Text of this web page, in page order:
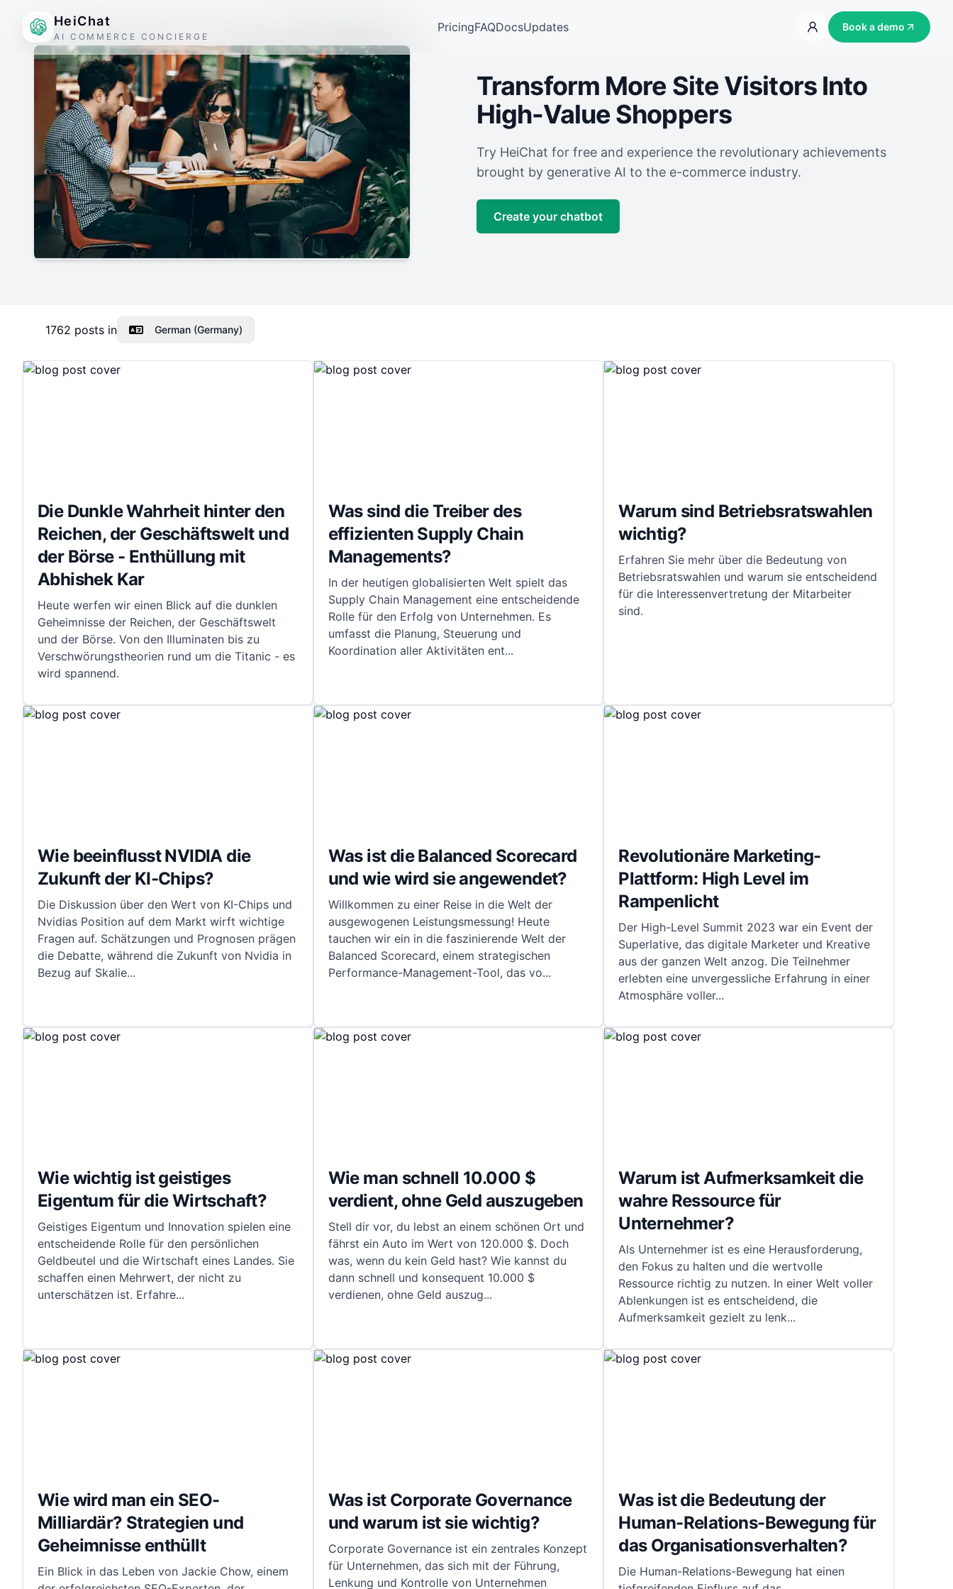
HeiChat
AI COMMERCE CONCIERGE
PricingFAQDocsUpdates Book a demo
Transform More Site Visitors Into
High-Value Shoppers
Try HeiChat for free and experience the revolutionary achievements
brought by generative AI to the e-commerce industry.
Create your chatbot
1762 posts in German (Germany)
Die Dunkle Wahrheit hinter den
Reichen, der Geschäftswelt und
der Börse - Enthüllung mit
Abhishek Kar
Heute werfen wir einen Blick auf die dunklen
Geheimnisse der Reichen, der Geschäftswelt
und der Börse. Von den Illuminaten bis zu
Verschwörungstheorien rund um die Titanic - es
wird spannend.
Was sind die Treiber des
effizienten Supply Chain
Managements?
In der heutigen globalisierten Welt spielt das
Supply Chain Management eine entscheidende
Rolle für den Erfolg von Unternehmen. Es
umfasst die Planung, Steuerung und
Koordination aller Aktivitäten ent...
Warum sind Betriebsratswahlen
wichtig?
Erfahren Sie mehr über die Bedeutung von
Betriebsratswahlen und warum sie entscheidend
für die Interessenvertretung der Mitarbeiter
sind.
Wie beeinflusst NVIDIA die
Zukunft der KI-Chips?
Die Diskussion über den Wert von KI-Chips und
Nvidias Position auf dem Markt wirft wichtige
Fragen auf. Schätzungen und Prognosen prägen
die Debatte, während die Zukunft von Nvidia in
Bezug auf Skalie...
Was ist die Balanced Scorecard
und wie wird sie angewendet?
Willkommen zu einer Reise in die Welt der
ausgewogenen Leistungsmessung! Heute
tauchen wir ein in die faszinierende Welt der
Balanced Scorecard, einem strategischen
Performance-Management-Tool, das vo...
Revolutionäre Marketing-
Plattform: High Level im
Rampenlicht
Der High-Level Summit 2023 war ein Event der
Superlative, das digitale Marketer und Kreative
aus der ganzen Welt anzog. Die Teilnehmer
erlebten eine unvergessliche Erfahrung in einer
Atmosphäre voller...
Wie wichtig ist geistiges
Eigentum für die Wirtschaft?
Geistiges Eigentum und Innovation spielen eine
entscheidende Rolle für den persönlichen
Geldbeutel und die Wirtschaft eines Landes. Sie
schaffen einen Mehrwert, der nicht zu
unterschätzen ist. Erfahre...
Wie man schnell 10.000 $
verdient, ohne Geld auszugeben
Stell dir vor, du lebst an einem schönen Ort und
fährst ein Auto im Wert von 120.000 $. Doch
was, wenn du kein Geld hast? Wie kannst du
dann schnell und konsequent 10.000 $
verdienen, ohne Geld auszug...
Warum ist Aufmerksamkeit die
wahre Ressource für
Unternehmer?
Als Unternehmer ist es eine Herausforderung,
den Fokus zu halten und die wertvolle
Ressource richtig zu nutzen. In einer Welt voller
Ablenkungen ist es entscheidend, die
Aufmerksamkeit gezielt zu lenk...
Wie wird man ein SEO-
Milliardär? Strategien und
Geheimnisse enthüllt
Ein Blick in das Leben von Jackie Chow, einem
Was ist Corporate Governance
und warum ist sie wichtig?
Corporate Governance ist ein zentrales Konzept
für Unternehmen, das sich mit der Führung,
Lenkung und Kontrolle von Unternehmen
Was ist die Bedeutung der
Human-Relations-Bewegung für
das Organisationsverhalten?
Die Human-Relations-Bewegung hat einen